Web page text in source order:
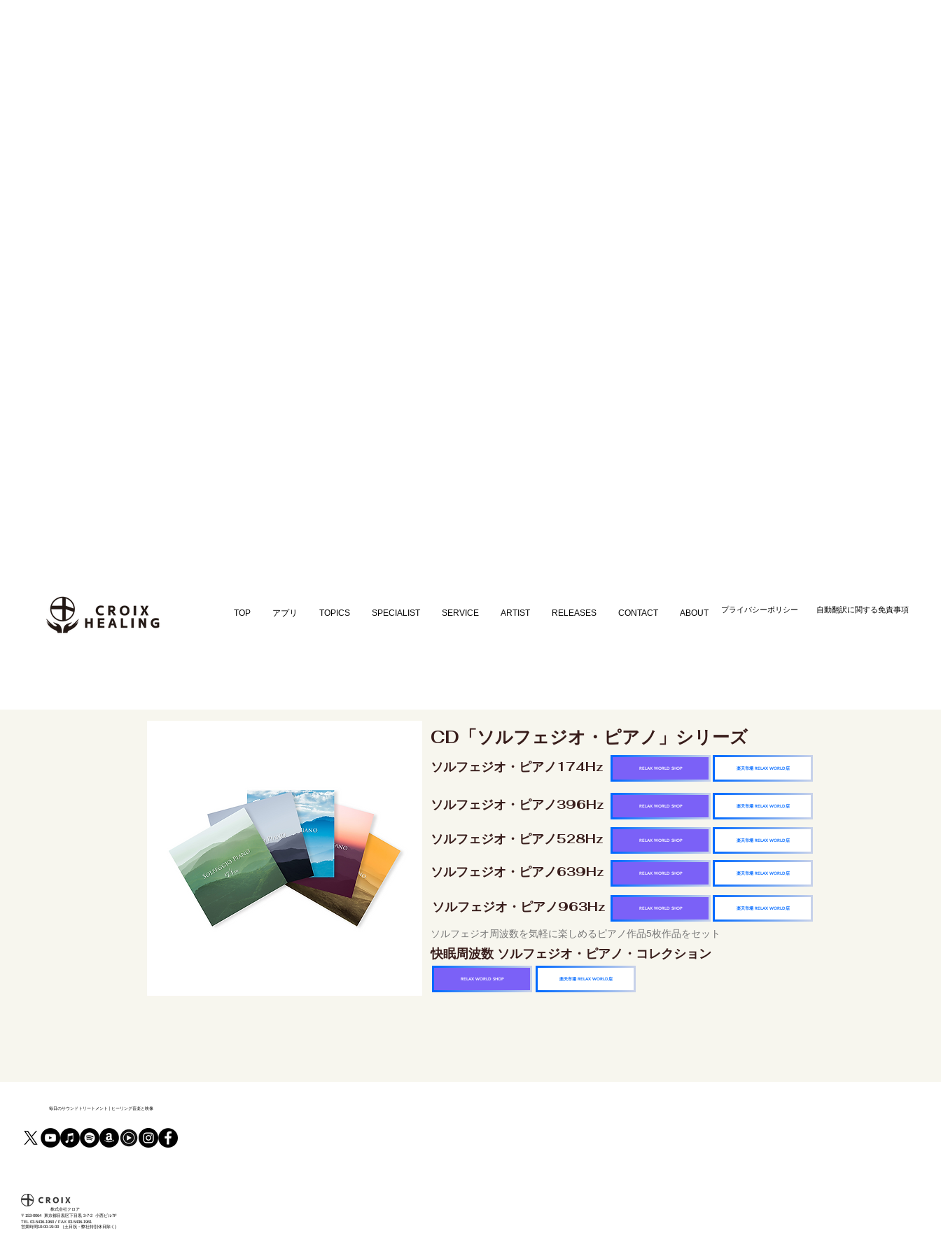
TOP アプリ TOPICS SPECIALIST SERVICE ARTIST RELEASES CONTACT ABOUT ​プライバシーポリシー 自動翻訳に関する免責事項
CD「ソルフェジオ・ピアノ」シリーズ
ソルフェジオ・ピアノ174Hz 楽天市場 RELAX WORLD店
RELAX WORLD SHOP
ソルフェジオ・ピアノ396Hz 楽天市場 RELAX WORLD店
RELAX WORLD SHOP
ソルフェジオ・ピアノ528Hz 楽天市場 RELAX WORLD店
RELAX WORLD SHOP
ソルフェジオ・ピアノ639Hz 楽天市場 RELAX WORLD店
RELAX WORLD SHOP
ソルフェジオ・ピアノ963Hz 楽天市場 RELAX WORLD店
RELAX WORLD SHOP
ソルフェジオ周波数を気軽に楽しめるピアノ作品5枚作品をセット
快眠周波数 ソルフェジオ・ピアノ・コレクション
RELAX WORLD SHOP 楽天市場 RELAX WORLD店
毎日のサウンドトリートメント | ヒーリング音楽と映像
​株式会社クロア
〒153-0064 東京都目黒区下目黒 3-7-2 小西ビル7F
TEL 03-5436-1960 / FAX 03-5436-1961
営業時間10:00-19:00 （土日祝・弊社特別休日除く)